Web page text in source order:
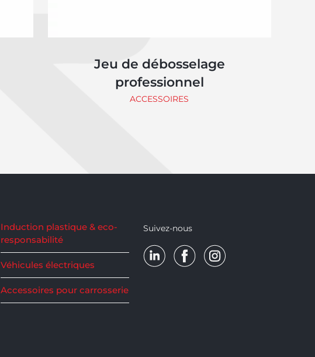
Jeu de débosselage
professionnel
ACCESSOIRES
Induction plastique & eco-
responsabilité
Véhicules électriques
Accessoires pour carrosserie
Suivez-nous